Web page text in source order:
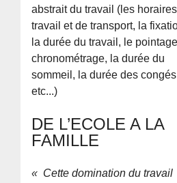
abstrait du travail (les
travail et de transport, la
la durée du travail, le
chronométrage, la durée du
sommeil, la durée des
etc...)
DE L’ECOLE A LA
FAMILLE
« Cette domination du travail